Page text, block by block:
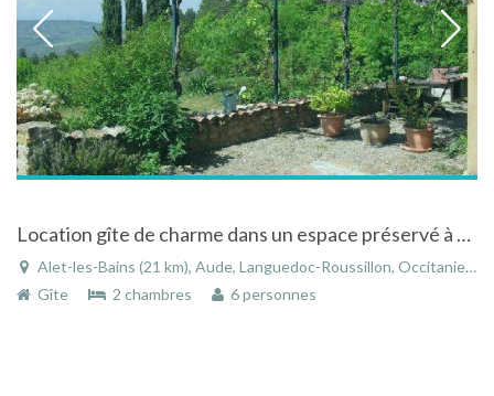
Location gîte de charme dans un espace préservé à Alet Les Bains dans le Languedoc-Roussillon
Alet-les-Bains (21 km), Aude, Languedoc-Roussillon, Occitanie, France
Gîte
2 chambres 6 personnes